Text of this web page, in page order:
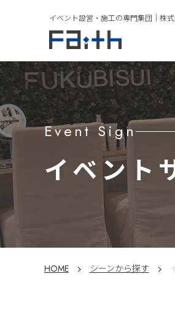
イベント設営・施工の専門集団｜ 株
Event Sign
イベント
HOME シーンから探す